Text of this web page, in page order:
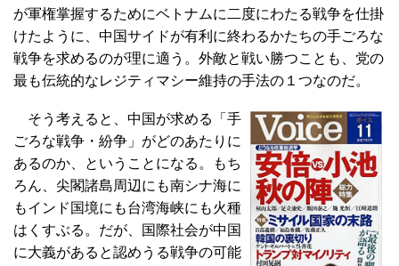
が軍権掌握するためにベトナムに二度にわたる戦争を仕掛
けたように、中国サイドが有利に終わるかたちの手ごろな
戦争を求めるのが理に適う。外敵と戦い勝つことも、党の
最も伝統的なレジティマシー維持の手法の１つなのだ。
そう考えると、中国が求める「手
ごろな戦争・紛争」がどのあたりに
あるのか、ということになる。もち
ろん、尖閣諸島周辺にも南シナ海に
もインド国境にも台湾海峡にも火種
はくすぶる。だが、国際社会が中国
に大義があると認めうる戦争の可能